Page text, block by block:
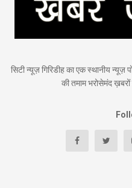
सिटी न्यूज़ गिरिडीह का एक स्थानीय न्यूज़
की तमाम भरोसेमंद ख़बरों